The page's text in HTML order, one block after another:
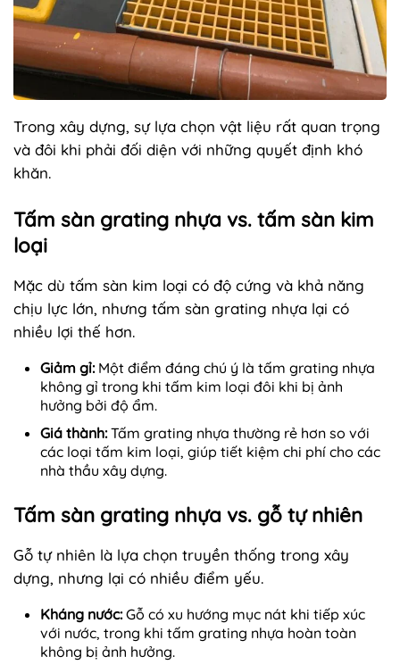
Trong xây dựng, sự lựa chọn vật liệu rất quan trọng
và đôi khi phải đối diện với những quyết định khó
khăn.
Tấm sàn grating nhựa vs. tấm sàn kim
loại
Mặc dù tấm sàn kim loại có độ cứng và khả năng
chịu lực lớn, nhưng tấm sàn grating nhựa lại có
nhiều lợi thế hơn.
Giảm gỉ:Một điểm đáng chú ý là tấm grating nhựa
không gỉ trong khi tấm kim loại đôi khi bị ảnh
hưởng bởi độ ẩm.
Giá thành:Tấm grating nhựa thường rẻ hơn so với
các loại tấm kim loại, giúp tiết kiệm chi phí cho các
nhà thầu xây dựng.
Tấm sàn grating nhựa vs. gỗ tự nhiên
Gỗ tự nhiên là lựa chọn truyền thống trong xây
dựng, nhưng lại có nhiều điểm yếu.
Kháng nước:Gỗ có xu hướng mục nát khi tiếp xúc
với nước, trong khi tấm grating nhựa hoàn toàn
không bị ảnh hưởng.